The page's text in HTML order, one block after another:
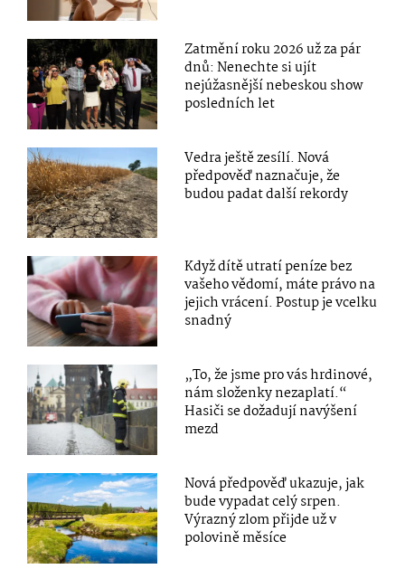
Zatmění roku 2026 už za pár
dnů: Nenechte si ujít
nejúžasnější nebeskou show
posledních let
Vedra ještě zesílí. Nová
předpověď naznačuje, že
budou padat další rekordy
Když dítě utratí peníze bez
vašeho vědomí, máte právo na
jejich vrácení. Postup je vcelku
snadný
„To, že jsme pro vás hrdinové,
nám složenky nezaplatí.“
Hasiči se dožadují navýšení
mezd
Nová předpověď ukazuje, jak
bude vypadat celý srpen.
Výrazný zlom přijde už v
polovině měsíce